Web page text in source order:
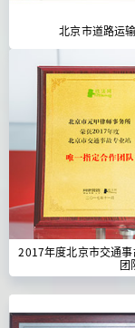
北京市道路运
2017年度北京市交通
团